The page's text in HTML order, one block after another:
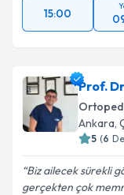
15:00
Prof.
Ankara,
5 (6
Biz ailecek sürekli
gerçekten çok